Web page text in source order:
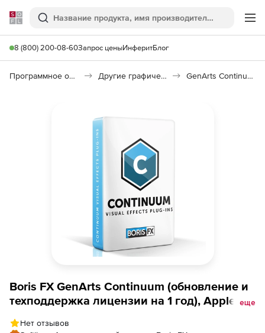
Softline
Поиск
8 (800) 200-08-60Запрос ценыИнферитБлог
Программное обеспечение для графики и дизайна Другие графические утилиты GenArts Continuum
Boris FX GenArts Continuum (обновление и
техподдержка лицензии на 1 год), Apple
еще
Нет отзывов